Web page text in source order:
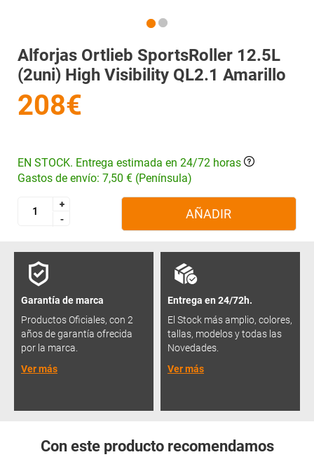
Alforjas Ortlieb SportsRoller 12.5L
(2uni) High Visibility QL2.1 Amarillo
208€
EN STOCK. Entrega estimada en 24/72 horas
Gastos de envío: 7,50 € (Península)
+
-
+
-
AÑADIR
Garantía de marca
Productos Oficiales, con 2
años de garantía ofrecida
por la marca.
Ver más
Entrega en 24/72h.
El Stock más amplio, colores,
tallas, modelos y todas las
Novedades.
Ver más
Con este producto recomendamos